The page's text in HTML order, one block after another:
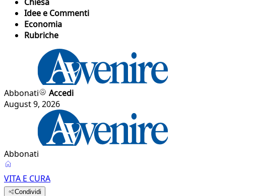
Idee e Commenti
Economia
Rubriche
Abbonati
Accedi
August 9, 2026
Abbonati
VITA E CURA
Condividi